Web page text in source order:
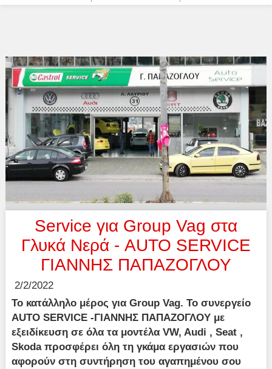
Service για Group Vag στα
Γλυκά Νερά - AUTO SERVICE
ΓΙΑΝΝΗΣ ΠΑΠΑΖΟΓΛΟΥ
2/2/2022
Το κατάλληλο μέρος για Group Vag. Το συνεργείο
AUTO SERVICE -ΓΙΑΝΝΗΣ ΠΑΠΑΖΟΓΛΟΥ με
εξειδίκευση σε όλα τα μοντέλα VW, Audi , Seat ,
Skoda προσφέρει όλη τη γκάμα εργασιών που
αφορούν στη συντήρηση του αγαπημένου σου